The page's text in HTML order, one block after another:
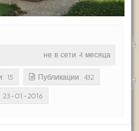
не в сети 4 месяца
15 Публикации: 432
23-01-2016